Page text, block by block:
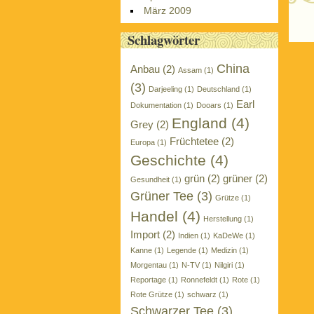
März 2009
Schlagwörter
Anbau (2) Assam (1) China
(3) Darjeeling (1) Deutschland (1)
Dokumentation (1) Dooars (1) Earl
Grey (2) England (4)
Europa (1) Früchtetee (2)
Geschichte (4)
Gesundheit (1) grün (2) grüner (2)
Grüner Tee (3) Grütze (1)
Handel (4) Herstellung (1)
Import (2) Indien (1) KaDeWe (1)
Kanne (1) Legende (1) Medizin (1)
Morgentau (1) N-TV (1) Nilgiri (1)
Reportage (1) Ronnefeldt (1) Rote (1)
Rote Grütze (1) schwarz (1)
Schwarzer Tee (3)